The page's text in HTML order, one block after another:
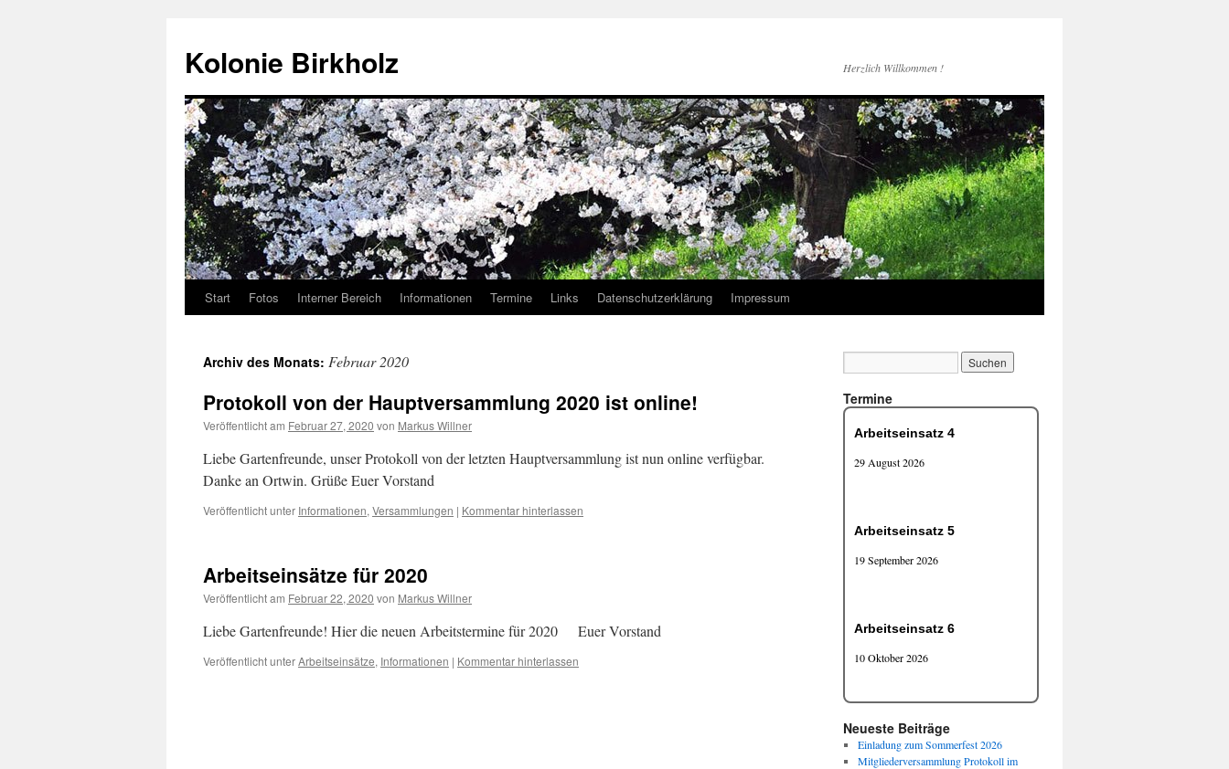
Kolonie Birkholz Herzlich Willkommen !
Start Fotos Interner Bereich Informationen Termine Links Datenschutzerklärung Impressum
Archiv des Monats: Februar 2020
Protokoll von der Hauptversammlung 2020 ist online!
Veröffentlicht am Februar 27, 2020 von Markus Willner
Liebe Gartenfreunde, unser Protokoll von der letzten Hauptversammlung ist nun online verfügbar.
Danke an Ortwin. Grüße Euer Vorstand
Veröffentlicht unter Informationen, Versammlungen | Kommentar hinterlassen
Arbeitseinsätze für 2020
Veröffentlicht am Februar 22, 2020 von Markus Willner
Liebe Gartenfreunde! Hier die neuen Arbeitstermine für 2020 Euer Vorstand
Veröffentlicht unterArbeitseinsätze, Informationen | Kommentar hinterlassen
Termine
Arbeitseinsatz 4
29 August 2026
Arbeitseinsatz 5
19 September 2026
Arbeitseinsatz 6
10 Oktober 2026
Neueste Beiträge
Einladung zum Sommerfest 2026
Mitgliederversammlung Protokoll im